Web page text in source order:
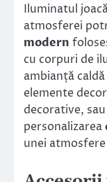
Iluminatul
atmosferei
modern
cu corpuri de
ambianță
elemente
decorative,
personalizarea
unei